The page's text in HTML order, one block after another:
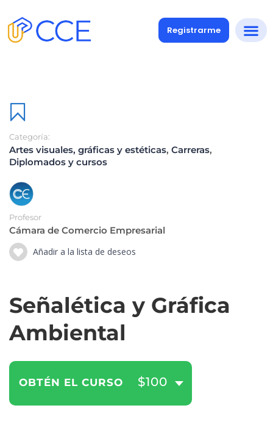
Registrarme
Categoría:
Artes visuales, gráficas y estéticas, Carreras,
Diplomados y cursos
Profesor
Cámara de Comercio Empresarial
Añadir a la lista de deseos
Señalética y Gráfica
Ambiental
OBTÉN EL CURSO $100